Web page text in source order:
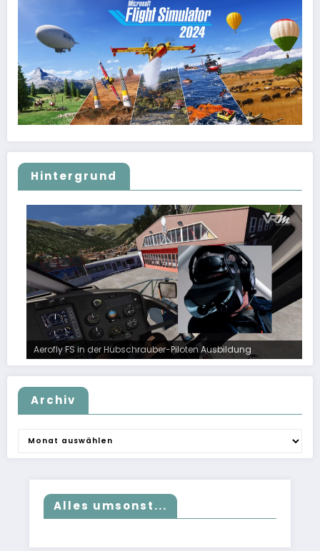
Hintergrund
Aerofly FS in der Hubschrauber-Piloten Ausbildung
Archiv
Alles umsonst...